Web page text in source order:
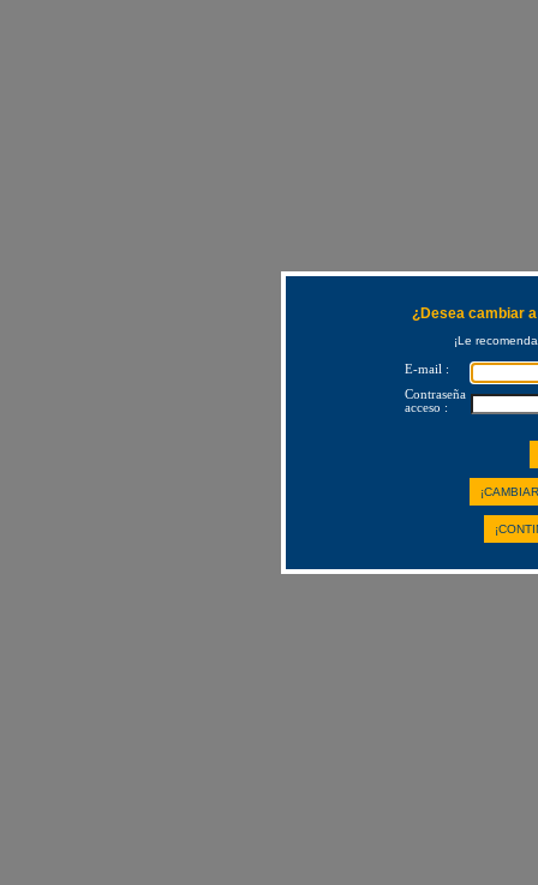
¿Desea cambiar
¡Le
E-mail :
Contraseña
acceso :